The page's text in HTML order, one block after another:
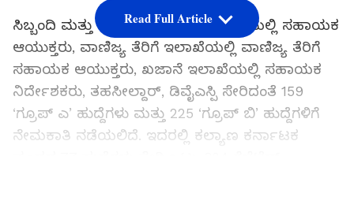
ಸಿಬ್ಬಂದಿ ಮತ್ತು ಆಡಳಿತ ಸುಧಾರಣೆ ಇಲಾಖೆಯಲ್ಲಿ ಸಹಾಯಕ
ಆಯುಕ್ತರು, ವಾಣಿಜ್ಯ ತೆರಿಗೆ ಇಲಾಖೆಯಲ್ಲಿ ವಾಣಿಜ್ಯ ತೆರಿಗೆ
ಸಹಾಯಕ ಆಯುಕ್ತರು, ಖಜಾನೆ ಇಲಾಖೆಯಲ್ಲಿ ಸಹಾಯಕ
ನಿರ್ದೇಶಕರು, ತಹಸೀಲ್ದಾರ್, ಡಿವೈಎಸ್ಪಿ ಸೇರಿದಂತೆ 159
‘ಗ್ರೂಪ್ ಎ’ ಹುದ್ದೆಗಳು ಮತ್ತು 225 ‘ಗ್ರೂಪ್ ಬಿ’ ಹುದ್ದೆಗಳಿಗೆ
ನೇಮಕಾತಿ ನಡೆಯಲಿದೆ. ಇದರಲ್ಲಿ ಕಲ್ಯಾಣ ಕರ್ನಾಟಕ
Read Full Article